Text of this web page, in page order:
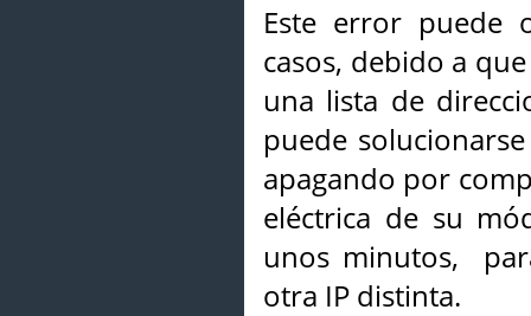
Este error puede
casos, debido a
una lista de
puede
apagando por
eléctrica de su
unos minutos,
otra IP distinta.